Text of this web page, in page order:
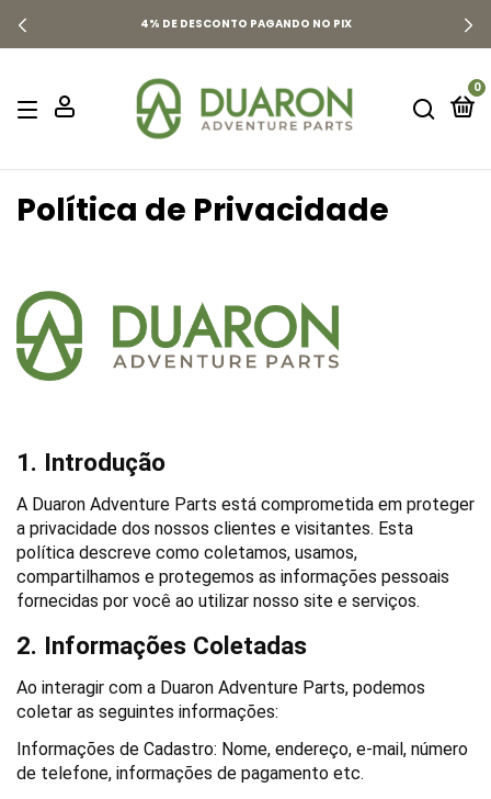
4% DE DESCONTO PAGANDO NO PIX
0
Política de Privacidade
1. Introdução
A Duaron Adventure Parts está comprometida em proteger
a privacidade dos nossos clientes e visitantes. Esta
política descreve como coletamos, usamos,
compartilhamos e protegemos as informações pessoais
fornecidas por você ao utilizar nosso site e serviços.
2. Informações Coletadas
Ao interagir com a Duaron Adventure Parts, podemos
coletar as seguintes informações:
Informações de Cadastro: Nome, endereço, e-mail, número
de telefone, informações de pagamento etc.